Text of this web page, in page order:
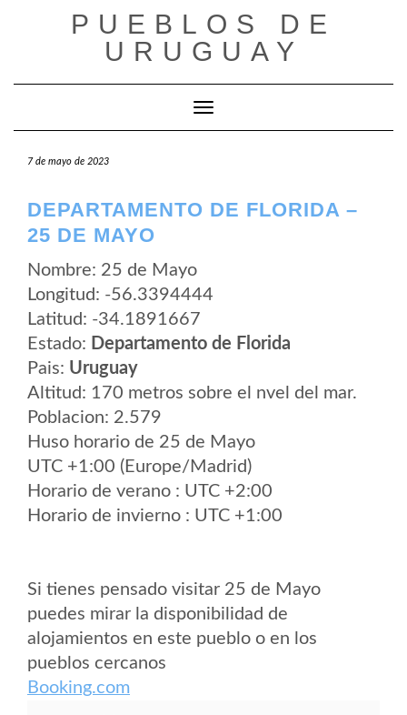
PUEBLOS DE
URUGUAY
Cambiar modo de navegación
7 de mayo de 2023
DEPARTAMENTO DE FLORIDA –
25 DE MAYO
Nombre: 25 de Mayo
Longitud: -56.3394444
Latitud: -34.1891667
Estado: Departamento de Florida
Pais: Uruguay
Altitud: 170 metros sobre el nvel del mar.
Poblacion: 2.579
Huso horario de 25 de Mayo
UTC +1:00 (Europe/Madrid)
Horario de verano : UTC +2:00
Horario de invierno : UTC +1:00
Si tienes pensado visitar 25 de Mayo
puedes mirar la disponibilidad de
alojamientos en este pueblo o en los
pueblos cercanos
Booking.com